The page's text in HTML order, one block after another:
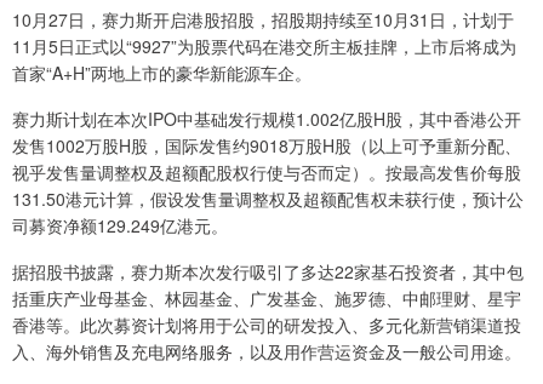
10月27日，赛力斯开启港股招股，招股期持续至10月31日，计划于
11月5日正式以“9927”为股票代码在港交所主板挂牌，上市后将成为
首家“A+H”两地上市的豪华新能源车企。
赛力斯计划在本次IPO中基础发行规模1.002亿股H股，其中香港公开
发售1002万股H股，国际发售约9018万股H股（以上可予重新分配、
视乎发售量调整权及超额配股权行使与否而定）。按最高发售价每股
131.50港元计算，假设发售量调整权及超额配售权未获行使，预计公
司募资净额129.249亿港元。
据招股书披露，赛力斯本次发行吸引了多达22家基石投资者，其中包
括重庆产业母基金、林园基金、广发基金、施罗德、中邮理财、星宇
香港等。此次募资计划将用于公司的研发投入、多元化新营销渠道投
入、海外销售及充电网络服务，以及用作营运资金及一般公司用途。